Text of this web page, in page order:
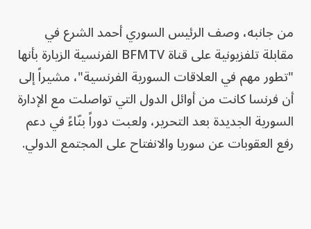
من جانبه، وصف الرئيس السوري أحمد الشرع في
مقابلة تلفزيونية على قناة BFMTV الفرنسية الزيارة بأنها
"تطور مهم في العلاقات السورية الفرنسية"، مشيراً إلى
أن فرنسا كانت من أوائل الدول التي تواصلت مع الإدارة
السورية الجديدة بعد التحرير، ولعبت دوراً بنّاءً في دعم
رفع العقوبات عن سوريا والانفتاح على المجتمع الدولي.